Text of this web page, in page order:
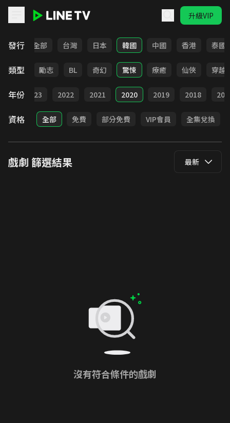
升級VIP
發行 全部 台灣 日本 韓國 中國 香港 泰國
類型
喜劇 勵志 BL 奇幻 驚悚 療癒 仙俠 穿越
年份 2023 2022 2021 2020 2019 2018
資格 全部 免費 部分免費 VIP會員 全集兌換
戲劇 篩選結果 最新
沒有符合條件的戲劇